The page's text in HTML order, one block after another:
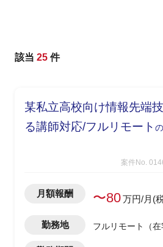
該当 25 件
某私立高校向け情報先端
る講師対応/フルリモート
案件No.
月額報酬 〜80万円/月(
勤務地 フルリモート（在